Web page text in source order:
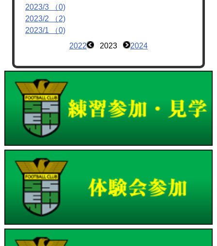
2023/3 （0)
2023/2 （2)
2023/1 （0)
2022
2023 2024